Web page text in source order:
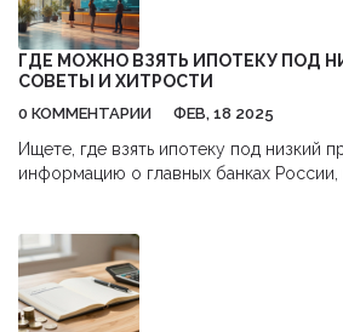
ГДЕ МОЖНО ВЗЯТЬ ИПОТЕКУ ПОД
СОВЕТЫ И ХИТРОСТИ
0 КОММЕНТАРИИ ФЕВ, 18 2025
Ищете, где взять ипотеку под низкий
информацию о главных банках
регионы предлагают самые выгодные
документы нужны для оформления.
заёмщиков помогут вам сэкономить
Подготовьтесь к подписанию